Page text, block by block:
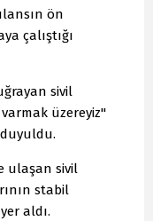
ön
çalıştığı
sivil
üzereyiz"
duyuldu.
ulaşan sivil
stabil
aldı.